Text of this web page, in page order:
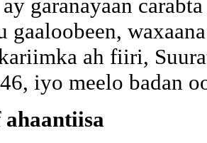
garanayaan
gaaloobeen,
ah fiiri,
iyo meelo badan